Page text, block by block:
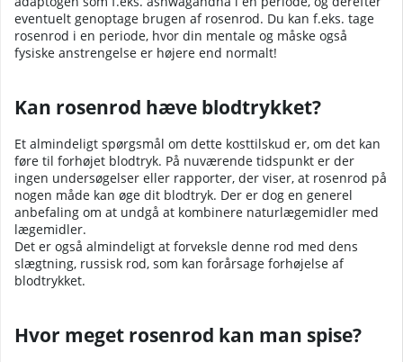
eventuelt genoptage brugen af rosenrod. Du kan f.eks. tage
rosenrod i en periode, hvor din mentale og måske også
fysiske anstrengelse er højere end normalt!
Kan rosenrod hæve blodtrykket?
Et almindeligt spørgsmål om dette kosttilskud er, om det kan
føre til forhøjet blodtryk. På nuværende tidspunkt er der
ingen undersøgelser eller rapporter, der viser, at rosenrod på
nogen måde kan øge dit blodtryk. Der er dog en generel
anbefaling om at undgå at kombinere naturlægemidler med
lægemidler.
Det er også almindeligt at forveksle denne rod med dens
slægtning, russisk rod, som kan forårsage forhøjelse af
blodtrykket.
Hvor meget rosenrod kan man spise?